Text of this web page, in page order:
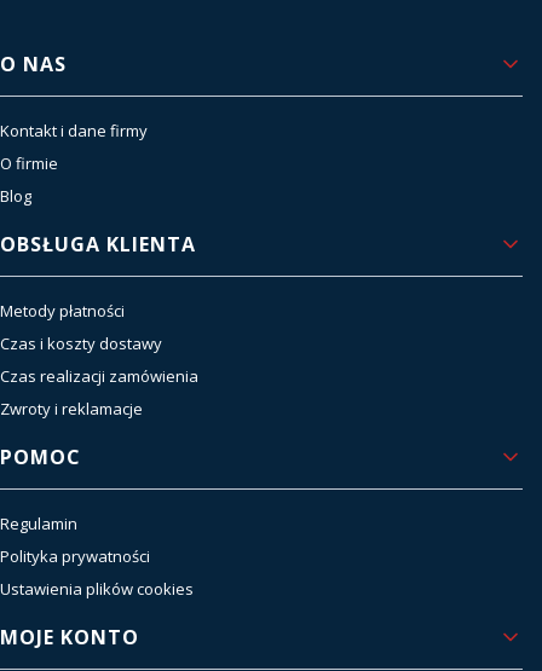
Linki w stopce
O NAS
Kontakt i dane firmy
O firmie
Blog
OBSŁUGA KLIENTA
Metody płatności
Czas i koszty dostawy
Czas realizacji zamówienia
Zwroty i reklamacje
POMOC
Regulamin
Polityka prywatności
Ustawienia plików cookies
MOJE KONTO